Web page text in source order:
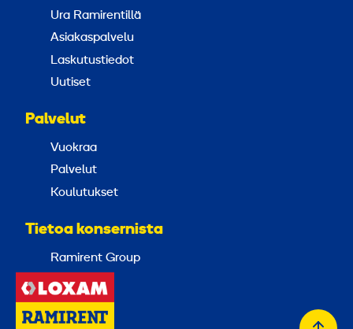
Ura Ramirentillä
Asiakaspalvelu
Laskutustiedot
Uutiset
Palvelut
Vuokraa
Palvelut
Koulutukset
Tietoa konsernista
Ramirent Group